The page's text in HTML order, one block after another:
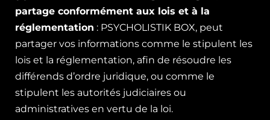
partage conformément aux lois et à la
réglementation : PSYCHOLISTIK BOX, peut
partager vos informations comme le stipulent les
lois et la réglementation, afin de résoudre les
différends d’ordre juridique, ou comme le
stipulent les autorités judiciaires ou
administratives en vertu de la loi.